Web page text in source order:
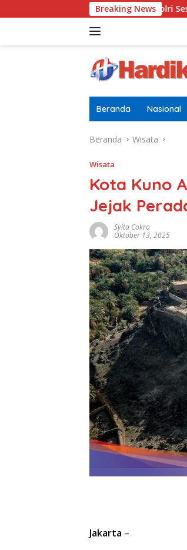
ke
Breaking News
Di Pusdokkes Polri Sesudah Mutasi Juli
Beranda Nasional
Beranda Wisata
Wisata
Kota Kuno
Jejak
Syita Cokro
Oktober 13, 2025
Jakarta –